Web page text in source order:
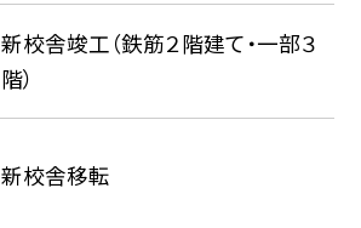
新校舎竣工（鉄筋２階建て・一部３
階）
新校舎移転